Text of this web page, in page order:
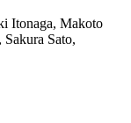
Itonaga, Makoto
Sato,